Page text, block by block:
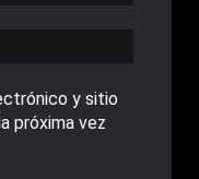
y sitio
próxima vez